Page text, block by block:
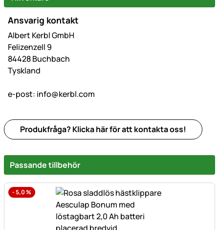
Ansvarig kontakt
Albert Kerbl GmbH
Felizenzell 9
84428 Buchbach
Tyskland
e-post: info@kerbl.com
Produkfråga? Klicka här för att kontakta oss!
Passande tillbehör
-5,0%